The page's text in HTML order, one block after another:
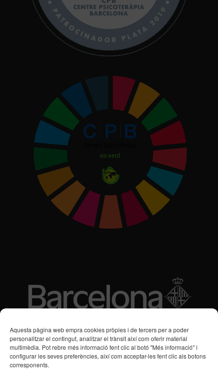
Aquesta pàgina web empra cookies pròpies i de tercers per a poder
personalitzar el contingut, analitzar el trànsit així com oferir material
multimèdia. Pot rebre més informació fent clic al botó "Més informació" i
configurar les seves preferències, així com acceptar-les fent clic als botons
corresponents.
Subvencions des de 2016
Programa de Vacances/Suport Respir Familiar